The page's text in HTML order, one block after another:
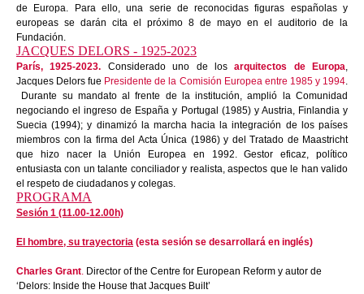
de Europa. Para ello, una serie de reconocidas figuras españolas y
europeas se darán cita el próximo 8 de mayo en el auditorio de la
Fundación.
JACQUES DELORS - 1925-2023
París, 1925-2023. Considerado uno de losarquitectos de Europa,
Jacques Delors fue Presidente de la Comisión Europea entre 1985 y 1994.
Durante su mandato al frente de la institución, amplió la Comunidad
negociando el ingreso de España y Portugal (1985) y Austria, Finlandia y
Suecia (1994); y dinamizó la marcha hacia la integración de los países
miembros con la firma del Acta Única (1986) y del Tratado de Maastricht
que hizo nacer la Unión Europea en 1992. Gestor eficaz, político
entusiasta con un talante conciliador y realista, aspectos que le han valido
el respeto de ciudadanos y colegas.
PROGRAMA
Sesión 1 (11.00-12.00h)
El hombre, su trayectoria (esta sesión se desarrollará en inglés)
Charles Grant. Director of the Centre for European Reform y autor de
‘Delors: Inside the House that Jacques Built’